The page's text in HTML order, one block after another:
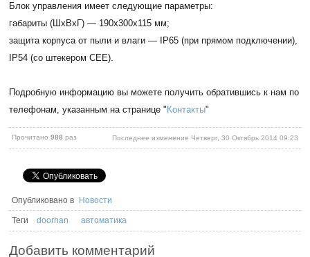
Блок управления имеет следующие параметры:
габариты (ШхВхГ) — 190x300x115 мм;
защита корпуса от пыли и влаги — IP65 (при прямом подключении),
IP54 (со штекером СЕЕ).
Подробную информацию вы можете получить обратившись к нам по
телефонам, указанным на странице " Контакты"
Прочитано 988 раз Последнее изменение Четверг, 30 Октябрь 2014 09:23
Опубликовано в Новости
Теги doorhan автоматика
Добавить комментарий